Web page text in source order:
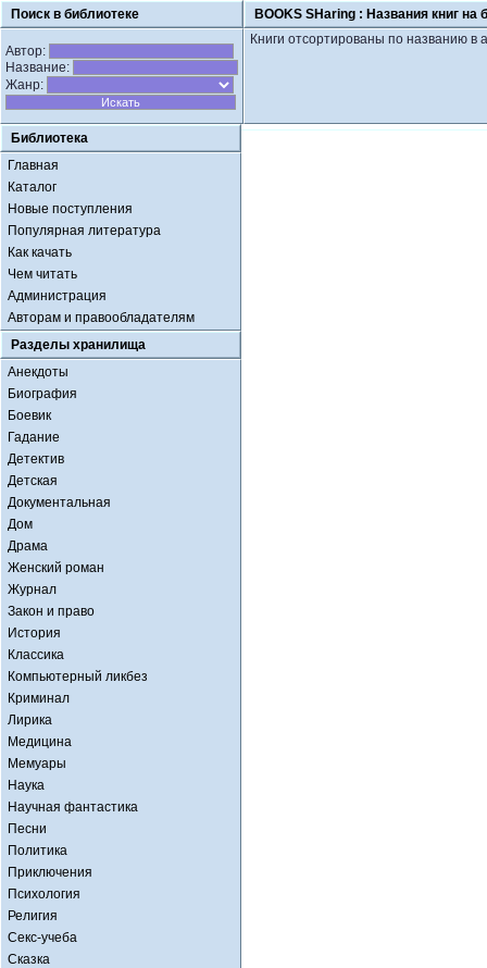
Поиск в библиотеке BOOKS SHaring : Названия книг на
Автор:
Название:
Жанр:
Книги отсортированы по названию в
Библиотека
Главная
Каталог
Новые поступления
Популярная литература
Как качать
Чем читать
Администрация
Авторам и правообладателям
Разделы хранилища
Анекдоты
Биография
Боевик
Гадание
Детектив
Детская
Документальная
Дом
Драма
Женский роман
Журнал
Закон и право
История
Классика
Компьютерный ликбез
Криминал
Лирика
Медицина
Мемуары
Наука
Научная фантастика
Песни
Политика
Приключения
Психология
Религия
Секс-учеба
Сказка